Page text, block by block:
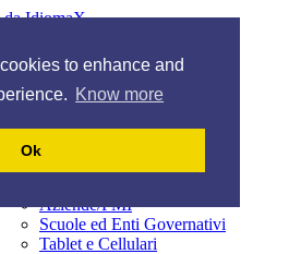
to enhance and
Know more
Ok
Soluzioni
Aziende/PMI
Scuole ed Enti Governativi
Tablet e Cellulari